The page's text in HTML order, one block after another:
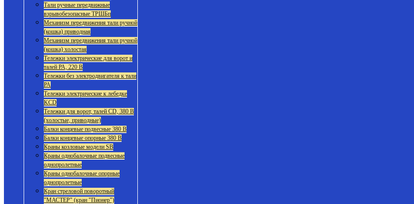
Тали ручные передвижные
взрывобезопасные ТРШБп
Механизм передвижения тали ручной
(кошка) приводная
Механизм передвижения тали ручной
(кошка) холостая
Тележки электрические для ворот и
талей РА, 220 В
Тележки без электродвигателя к тали
РА
Тележки электрические к лебедке
KCD
Тележки для ворот, талей CD, 380 В
(холостые, приводные)
Балки концевые подвесные 380 В
Балки концевые опорные 380 В
Краны козловые модели SB
Краны однобалочные подвесные
однопролетные
Краны однобалочные опорные
однопролетные
Кран стреловой поворотный
"МАСТЕР" (кран "Пионер")